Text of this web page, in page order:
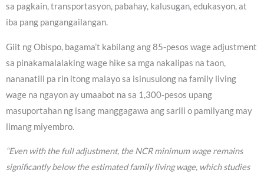
sa pagkain, transportasyon, pabahay, kalusugan, edukasyon, at
iba pang pangangailangan.
Giit ng Obispo, bagama’t kabilang ang 85-pesos wage adjustment
sa pinakamalalaking wage hike sa mga nakalipas na taon,
nananatili pa rin itong malayo sa isinusulong na family living
wage na ngayon ay umaabot na sa 1,300-pesos upang
masuportahan ng isang manggagawa ang sarili o pamilyang may
limang miyembro.
“Even with the full adjustment, the NCR minimum wage remains
significantly below the estimated family living wage, which studies